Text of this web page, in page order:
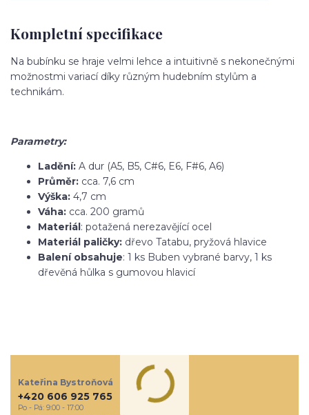
Kompletní specifikace
Na bubínku se hraje velmi lehce a intuitivně s nekonečnými
možnostmi variací díky různým hudebním stylům a
technikám.
Parametry:
Ladění: A dur (A5, B5, C#6, E6, F#6, A6)
Průměr: cca. 7,6 cm
Výška: 4,7 cm
Váha: cca. 200 gramů
Materiál: potažená nerezavějící ocel
Materiál paličky: dřevo Tatabu, pryžová hlavice
Balení obsahuje: 1 ks Buben vybrané barvy, 1 ks
dřevěná hůlka s gumovou hlavicí
Kateřina Bystroňová
+420 606 925 765
Po - Pá: 9:00 - 17:00